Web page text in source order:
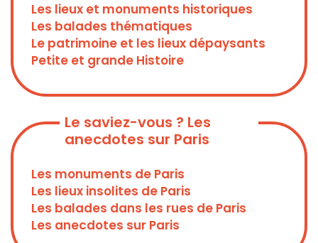
Les lieux et monuments historiques
Les balades thématiques
Le patrimoine et les lieux dépaysants
Petite et grande Histoire
Le saviez-vous ? Les
anecdotes sur Paris
Les monuments de Paris
Les lieux insolites de Paris
Les balades dans les rues de Paris
Les anecdotes sur Paris